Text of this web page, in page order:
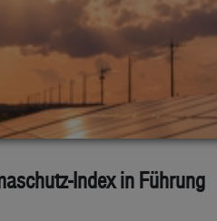
Index in Führung